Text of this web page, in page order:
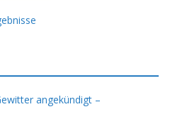
angekündigt –